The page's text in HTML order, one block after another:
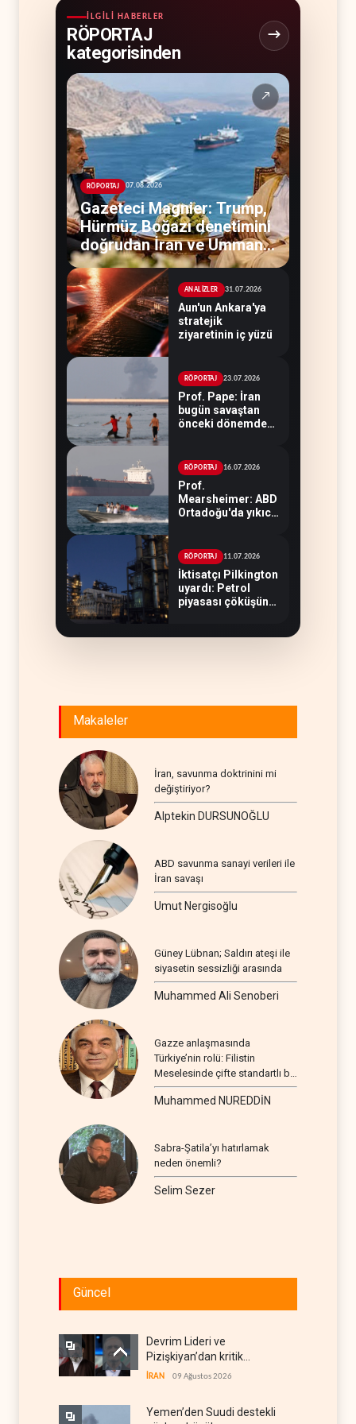
İLGILI HABERLER
RÖPORTAJ
kategorisinden
↗
RÖPORTAJ 07.08.2026
Gazeteci Magnier: Trump,
Hürmüz Boğazı denetimini
doğrudan İran ve Umman'a
teslim etti
ANALİZLER 31.07.2026
Aun'un Ankara'ya
stratejik
ziyaretinin iç yüzü
RÖPORTAJ 23.07.2026
Prof. Pape: İran
bugün savaştan
önceki dönemden
RÖPORTAJ 16.07.2026
Prof.
Mearsheimer: ABD
Ortadoğu'da yıkıcı
RÖPORTAJ 11.07.2026
İktisatçı Pilkington
uyardı: Petrol
piyasası çöküşün
Makaleler
İran, savunma doktrinini mi
değiştiriyor?
Alptekin DURSUNOĞLU
ABD savunma sanayi verileri ile
İran savaşı
Umut Nergisoğlu
Güney Lübnan; Saldırı ateşi ile
siyasetin sessizliği arasında
Muhammed Ali Senoberi
Gazze anlaşmasında
Türkiye’nin rolü: Filistin
Meselesinde çifte standartlı bir
seyir
Muhammed NUREDDİN
Sabra-Şatila’yı hatırlamak
neden önemli?
Selim Sezer
Güncel
Devrim Lideri ve
Pizişkiyan’dan kritik
görüşme
İRAN 09 Ağustos 2026
Yemen’den Suudi destekli